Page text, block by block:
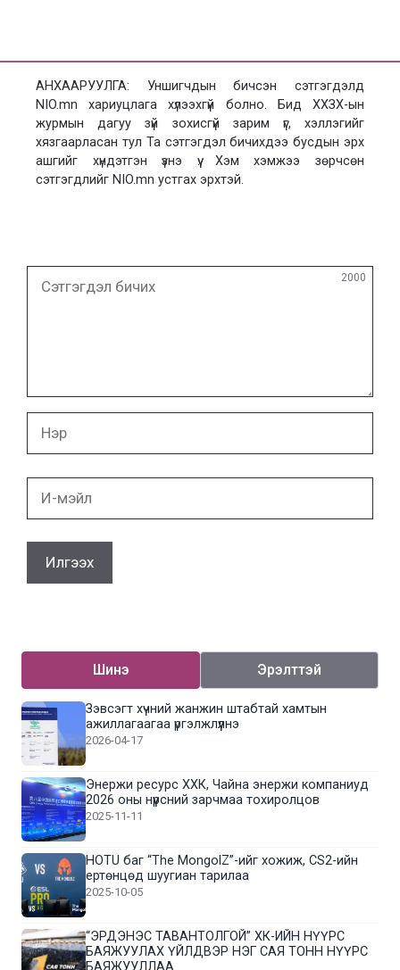
АНХААРУУЛГА: Уншигчдын бичсэн сэтгэгдэлд
NIO.mn хариуцлага хүлээхгүй болно. Бид ХХЗХ-ын
журмын дагуу зүй зохисгүй зарим үг, хэллэгийг
хязгаарласан тул Та сэтгэгдэл бичихдээ бусдын эрх
ашгийг хүндэтгэн үзнэ үү. Хэм хэмжээ зөрчсөн
сэтгэгдлийг NIO.mn устгах эрхтэй.
2000
мэйл
Шинэ Эрэлттэй
Зэвсэгт хүчний жанжин штабтай хамтын
ажиллагаагаа үргэлжлүүлнэ
2026-04-17
Энержи ресурс ХХК, Чайна энержи компаниуд
2026 оны нүүрсний зарчмаа тохиролцов
2025-11-11
HOTU баг “The MongolZ”-ийг хожиж, CS2-ийн
ертөнцөд шуугиан тарилаа
2025-10-05
“ЭРДЭНЭС ТАВАНТОЛГОЙ” ХК-ИЙН НҮҮРС
БАЯЖУУЛАХ ҮЙЛДВЭР НЭГ САЯ ТОНН НҮҮРС